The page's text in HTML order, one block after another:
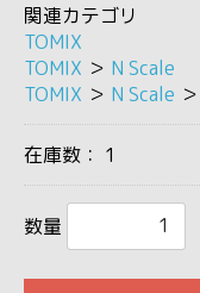
関連カテゴリ
TOMIX
TOMIX ＞ N Scale
TOMIX ＞ N Scale ＞
在庫数： 1
数量